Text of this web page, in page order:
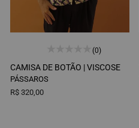
(0)
CAMISA DE BOTÃO |VISCOSE
PÁSSAROS
R$ 320,00